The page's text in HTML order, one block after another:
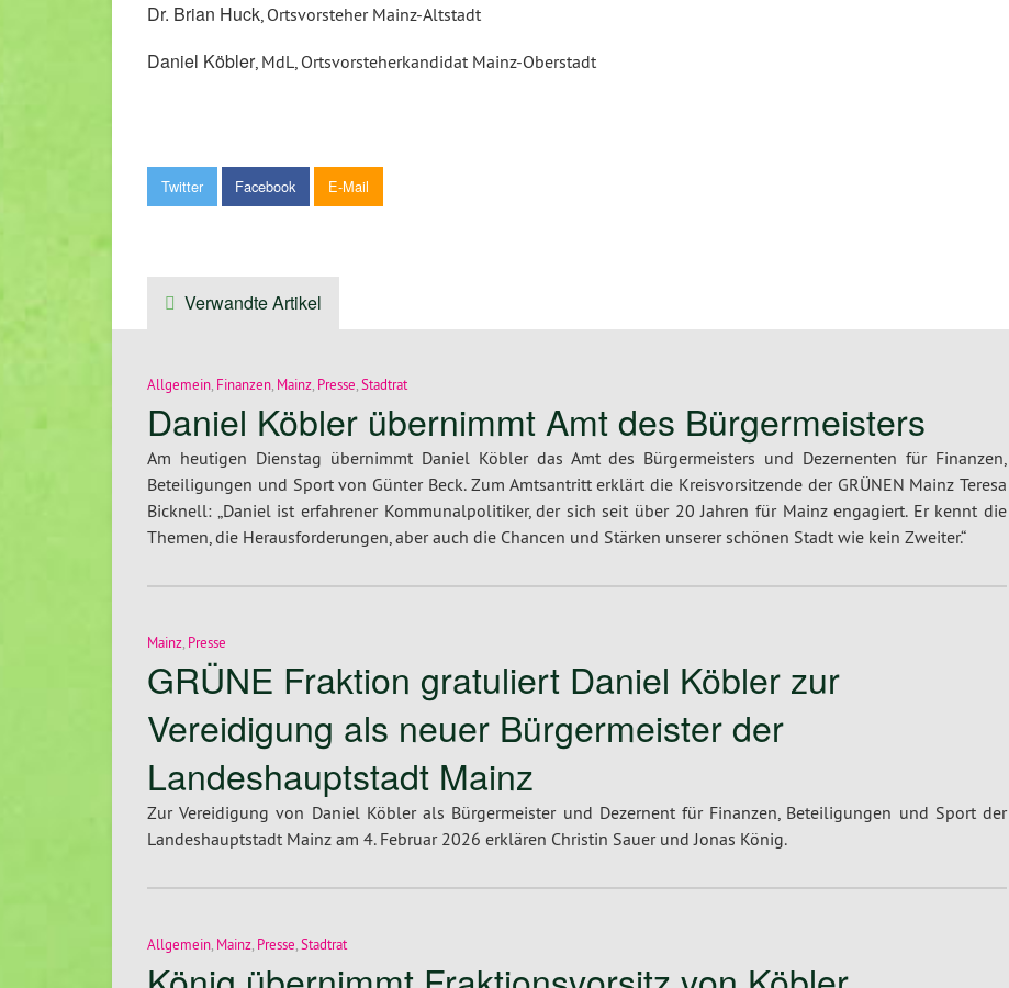
Dr. Brian Huck, Ortsvorsteher Mainz-Altstadt
Daniel Köbler, MdL, Ortsvorsteherkandidat Mainz-Oberstadt
Twitter Facebook E-Mail
Verwandte Artikel
Allgemein Finanzen Mainz Presse Stadtrat
Daniel Köbler übernimmt Amt des Bürgermeisters
Am heutigen Dienstag übernimmt Daniel Köbler das Amt des Bürgermeisters und Dezernenten für Finanzen,
Beteiligungen und Sport von Günter Beck. Zum Amtsantritt erklärt die Kreisvorsitzende der GRÜNEN Mainz Teresa
Bicknell: „Daniel ist erfahrener Kommunalpolitiker, der sich seit über 20 Jahren für Mainz engagiert. Er kennt die
Themen, die Herausforderungen, aber auch die Chancen und Stärken unserer schönen Stadt wie kein Zweiter.“
Mainz Presse
GRÜNE Fraktion gratuliert Daniel Köbler zur
Vereidigung als neuer Bürgermeister der
Landeshauptstadt Mainz
Zur Vereidigung von Daniel Köbler als Bürgermeister und Dezernent für Finanzen, Beteiligungen und Sport der
Landeshauptstadt Mainz am 4. Februar 2026 erklären Christin Sauer und Jonas König.
Allgemein Mainz Presse Stadtrat